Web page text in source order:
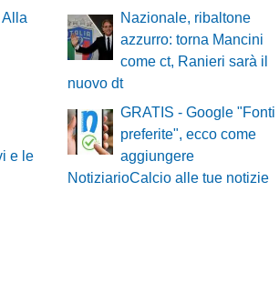
Nazionale, ribaltone
azzurro: torna Mancini
come ct, Ranieri sarà il
nuovo dt
e le
GRATIS - Google "Fonti
preferite", ecco come
aggiungere
NotiziarioCalcio alle tue notizie